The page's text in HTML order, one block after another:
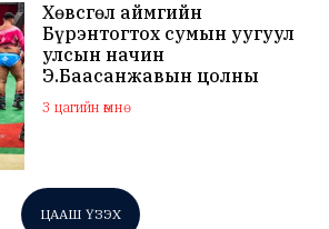
Хөвсгөл аймгийн
Бүрэнтогтох сумын уугуул
улсын начин
Э.Баасанжавын цолны
мялаалга наадам эхэллээ
3 цагийн өмнө
ЦААШ ҮЗЭХ